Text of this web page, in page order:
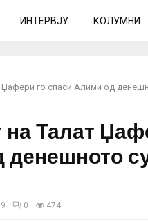
ИНТЕРВЈУ КОЛУМНИ
го спаси Алими од
на Талат
0 474